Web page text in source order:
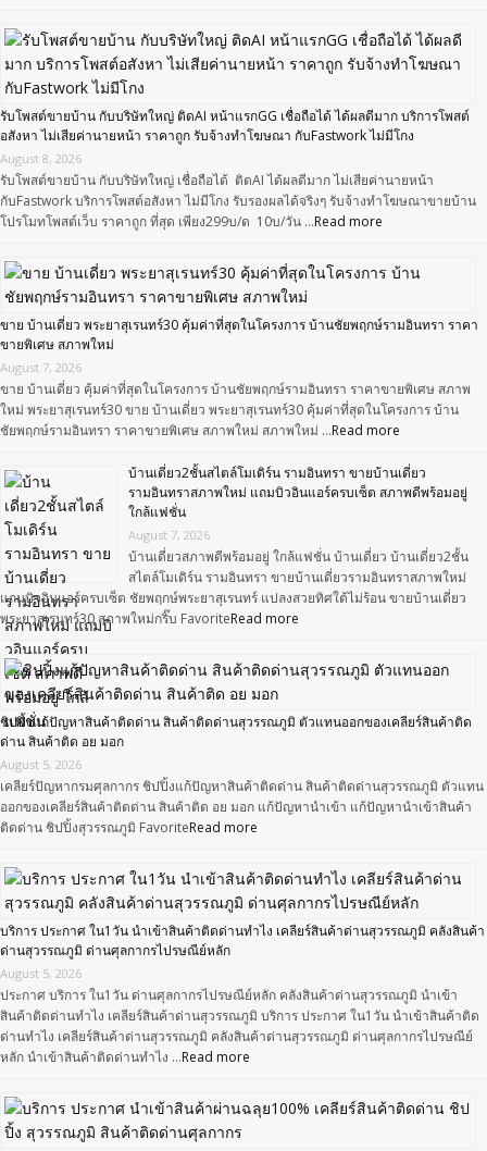
รับโพสต์ขายบ้าน กับบริษัทใหญ่ ติดAI หน้าแรกGG เชื่อถือได้ ได้ผลดีมาก บริการโพสต์
อสังหา ไม่เสียค่านายหน้า ราคาถูก รับจ้างทำโฆษณา กับFastwork ไม่มีโกง
August 8, 2026
รับโพสต์ขายบ้าน กับบริษัทใหญ่ เชื่อถือได้ ติดAI ได้ผลดีมาก ไม่เสียค่านายหน้า
กับFastwork บริการโพสต์อสังหา ไม่มีโกง รับรองผลได้จริงๆ รับจ้างทำโฆษณาขายบ้าน
โปรโมทโพสต์เว็บ ราคาถูก ที่สุด เพียง299บ/ด 10บ/วัน …Read more
ขาย บ้านเดี่ยว พระยาสุเรนทร์30 คุ้มค่าที่สุดในโครงการ บ้านชัยพฤกษ์รามอินทรา ราคา
ขายพิเศษ สภาพใหม่
August 7, 2026
ขาย บ้านเดี่ยว คุ้มค่าที่สุดในโครงการ บ้านชัยพฤกษ์รามอินทรา ราคาขายพิเศษ สภาพ
ใหม่ พระยาสุเรนทร์30 ขาย บ้านเดี่ยว พระยาสุเรนทร์30 คุ้มค่าที่สุดในโครงการ บ้าน
ชัยพฤกษ์รามอินทรา ราคาขายพิเศษ สภาพใหม่ สภาพใหม่ …Read more
บ้านเดี่ยว2ชั้นสไตล์โมเดิร์น รามอินทรา ขายบ้านเดี่ยว
รามอินทราสภาพใหม่ แถมบิวอินแอร์ครบเซ็ต สภาพดีพร้อมอยู่
ใกล้แฟชั่น
August 7, 2026
บ้านเดี่ยวสภาพดีพร้อมอยู่ ใกล้แฟชั่น บ้านเดี่ยว บ้านเดี่ยว2ชั้น
สไตล์โมเดิร์น รามอินทรา ขายบ้านเดี่ยวรามอินทราสภาพใหม่
แถมบิวอินแอร์ครบเซ็ต ชัยพฤกษ์พระยาสุเรนทร์ แปลงสวยทิศใต้ไม่ร้อน ขายบ้านเดี่ยว
พระยาสุเรนทร์30 สภาพใหม่กริ๊บ FavoriteRead more
ชิปปิ้งแก้ปัญหาสินค้าติดด่าน สินค้าติดด่านสุวรรณภูมิ ตัวแทนออกของเคลียร์สินค้าติด
ด่าน สินค้าติด อย มอก
August 5, 2026
เคลียร์ปัญหากรมศุลกากร ชิปปิ้งแก้ปัญหาสินค้าติดด่าน สินค้าติดด่านสุวรรณภูมิ ตัวแทน
ออกของเคลียร์สินค้าติดด่าน สินค้าติด อย มอก แก้ปัญหานำเข้า แก้ปัญหานำเข้าสินค้า
ติดด่าน ชิปปิ้งสุวรรณภูมิ FavoriteRead more
บริการ ประกาศ ใน1วัน นำเข้าสินค้าติดด่านทำไง เคลียร์สินค้าด่านสุวรรณภูมิ คลังสินค้า
ด่านสุวรรณภูมิ ด่านศุลกากรไปรษณีย์หลัก
August 5, 2026
ประกาศ บริการ ใน1วัน ด่านศุลกากรไปรษณีย์หลัก คลังสินค้าด่านสุวรรณภูมิ นำเข้า
สินค้าติดด่านทำไง เคลียร์สินค้าด่านสุวรรณภูมิ บริการ ประกาศ ใน1วัน นำเข้าสินค้าติด
ด่านทำไง เคลียร์สินค้าด่านสุวรรณภูมิ คลังสินค้าด่านสุวรรณภูมิ ด่านศุลกากรไปรษณีย์
หลัก นำเข้าสินค้าติดด่านทำไง …Read more